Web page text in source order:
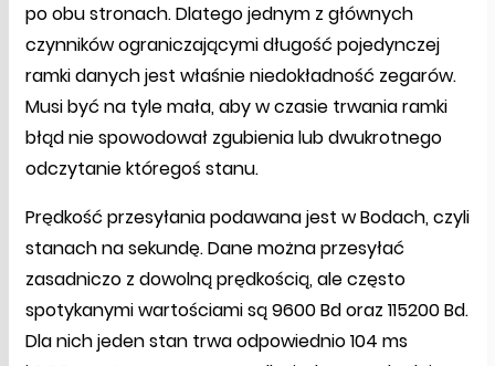
po obu stronach. Dlatego jednym z głównych
czynników ograniczającymi długość pojedynczej
ramki danych jest właśnie niedokładność zegarów.
Musi być na tyle mała, aby w czasie trwania ramki
błąd nie spowodował zgubienia lub dwukrotnego
odczytanie któregoś stanu.
Prędkość przesyłania podawana jest w Bodach, czyli
stanach na sekundę. Dane można przesyłać
zasadniczo z dowolną prędkością, ale często
spotykanymi wartościami są 9600 Bd oraz 115200 Bd.
Dla nich jeden stan trwa odpowiednio 104 ms